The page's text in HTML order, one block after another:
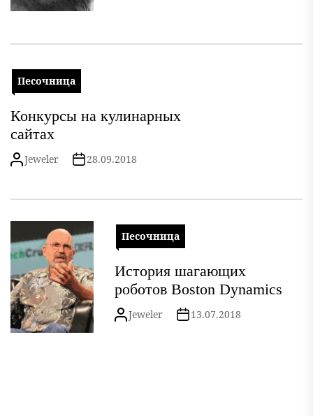
Песочница
Конкурсы на кулинарных
сайтах
Jeweler 28.09.2018
Песочница
История шагающих
роботов Boston Dynamics
Jeweler 13.07.2018